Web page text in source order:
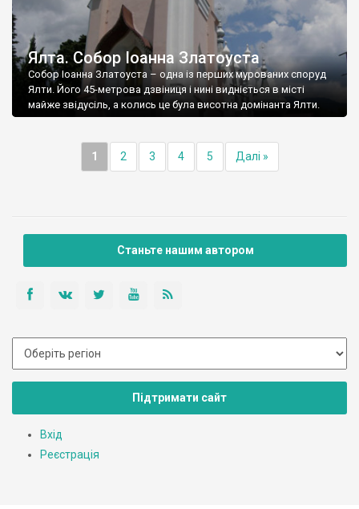
Ялта. Собор Іоанна Златоуста
Собор Іоанна Златоуста – одна із перших мурованих споруд
Ялти. Його 45-метрова дзвіниця і нині видніється в місті
майже звідусіль, а колись це була висотна домінанта Ялти.
1 2 3 4 5 Далі »
Станьте нашим автором
Підтримати сайт
Вхід
Реєстрація